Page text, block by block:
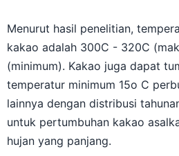
Menurut hasil penelitian,
kakao adalah 300C - 320C
(minimum). Kakao juga dapat
temperatur minimum 15o C
lainnya dengan distribusi
untuk pertumbuhan kakao
hujan yang panjang.